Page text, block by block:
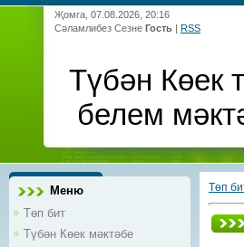
Җомга, 07.08.2026, 20:16
Сәламлибез Сезне Гость | RSS
Түбән Көек
белем
Меню
Төп бит
Түбән Көек мәктәбе
Төп